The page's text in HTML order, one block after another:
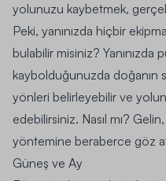
yolunuzu kaybetmek,
Peki, yanınızda hiçbir
bulabilir misiniz? Yanınızda
kaybolduğunuzda doğanın
yönleri belirleyebilir ve
edebilirsiniz. Nasıl mı?
yöntemine beraberce göz
Güneş ve Ay